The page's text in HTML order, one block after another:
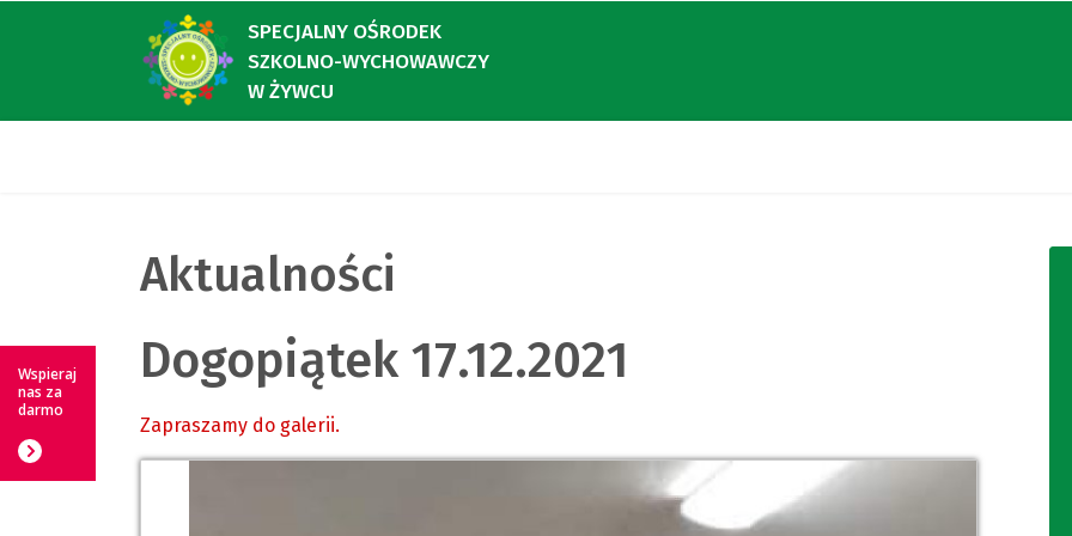
SPECJALNY OŚRODEK
SZKOLNO-WYCHOWAWCZY
W ŻYWCU
Aktualności
Dogopiątek 17.12.2021
Zapraszamy do galerii.
Wspieraj
nas za
darmo